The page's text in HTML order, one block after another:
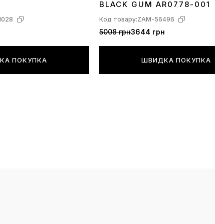
ПОКУПКА
BLACK GUM AR0778-001
Код товару:ZAM-56496
5008 грн3644 грн
ШВИДКА ПОКУПКА